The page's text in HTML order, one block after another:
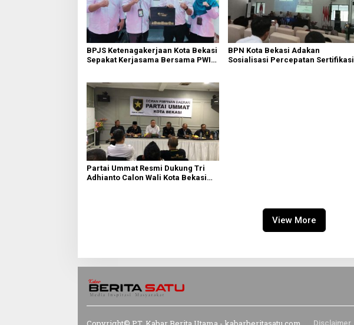
BPJS Ketenagakerjaan Kota Bekasi
Sepakat Kerjasama Bersama PWI
BPN Kota Bekasi Adakan
Sosialisasi Percepatan Sertifikasi
Partai Ummat Resmi Dukung Tri
Adhianto Calon Wali Kota Bekasi
View More
Disclaimer